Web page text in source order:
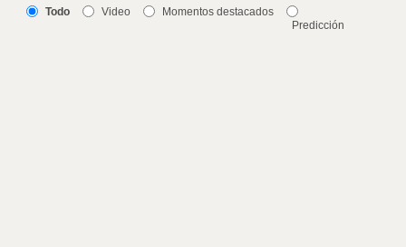
Todo Video
Momentos destacados
Predicción